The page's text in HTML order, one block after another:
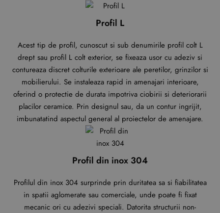
Profil L
Acest tip de profil, cunoscut si sub denumirile profil colt L
drept sau profil L colt exterior, se fixeaza usor cu adeziv si
contureaza discret colturile exterioare ale peretilor, grinzilor si
mobilierului. Se instaleaza rapid in amenajari interioare,
oferind o protectie de durata impotriva ciobirii si deteriorarii
placilor ceramice. Prin designul sau, da un contur ingrijit,
imbunatatind aspectul general al proiectelor de amenajare.
Profil din inox 304
Profilul din inox 304 surprinde prin duritatea sa si fiabilitatea
in spatii aglomerate sau comerciale, unde poate fi fixat
mecanic ori cu adezivi speciali. Datorita structurii non-